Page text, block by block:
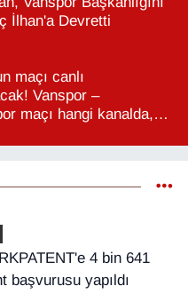
İlhan'a Devretti
maçı canlı
Vanspor –
maçı hangi kanalda,
başvurusu yapıldı